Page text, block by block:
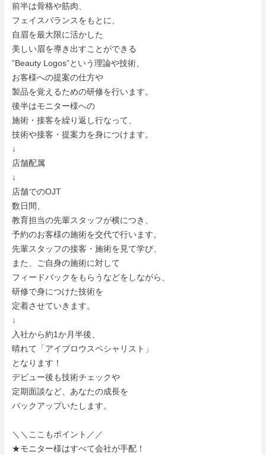
前半は骨格や筋肉、
フェイスバランスをもとに、
自眉を最大限に活かした
美しい眉を導き出すことができる
”Beauty Logos”という理論や技術、
お客様への提案の仕方や
製品を覚えるための研修を行います。
後半はモニター様への
施術・接客を繰り返し行なって、
技術や接客・提案力を身につけます。
↓
店舗配属
↓
店舗でのOJT
数日間、
教育担当の先輩スタッフが横につき、
予約のお客様の施術を交代で行います。
先輩スタッフの接客・施術を見て学び、
また、ご自身の施術に対して
フィードバックをもらうなどをしながら、
研修で身につけた技術を
定着させていきます。
↓
入社から約1か月半後、
晴れて「アイブロウスペシャリスト」
となります！
デビュー後も技術チェックや
定期面談など、あなたの成長を
バックアップいたします。
＼＼ここもポイント／／
★モニター様はすべて会社が手配！